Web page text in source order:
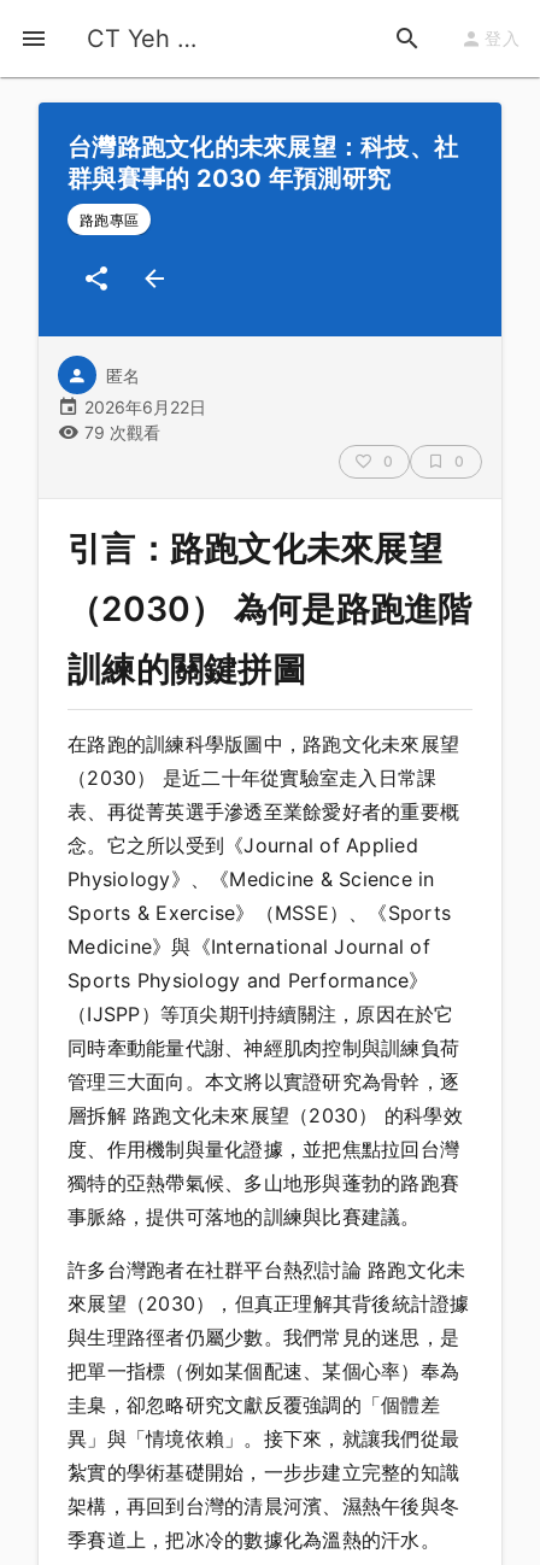
CT Yeh 公路車基地 登入
首頁 運動知識
台灣路跑文化的未來展望：科技、社
群與賽事的 2030 年預測研究
路跑專區
匿名
2026年6月22日
79 次觀看
0 0
引言：路跑文化未來展望
（2030） 為何是路跑進階
訓練的關鍵拼圖
在路跑的訓練科學版圖中，路跑文化未來展望
（2030） 是近二十年從實驗室走入日常課
表、再從菁英選手滲透至業餘愛好者的重要概
念。它之所以受到《Journal of Applied
Physiology》、《Medicine & Science in
Sports & Exercise》（MSSE）、《Sports
Medicine》與《International Journal of
Sports Physiology and Performance》
（IJSPP）等頂尖期刊持續關注，原因在於它
同時牽動能量代謝、神經肌肉控制與訓練負荷
管理三大面向。本文將以實證研究為骨幹，逐
層拆解 路跑文化未來展望（2030） 的科學效
度、作用機制與量化證據，並把焦點拉回台灣
獨特的亞熱帶氣候、多山地形與蓬勃的路跑賽
事脈絡，提供可落地的訓練與比賽建議。
許多台灣跑者在社群平台熱烈討論 路跑文化未
來展望（2030），但真正理解其背後統計證據
與生理路徑者仍屬少數。我們常見的迷思，是
把單一指標（例如某個配速、某個心率）奉為
圭臬，卻忽略研究文獻反覆強調的「個體差
異」與「情境依賴」。接下來，就讓我們從最
紮實的學術基礎開始，一步步建立完整的知識
架構，再回到台灣的清晨河濱、濕熱午後與冬
季賽道上，把冰冷的數據化為溫熱的汗水。